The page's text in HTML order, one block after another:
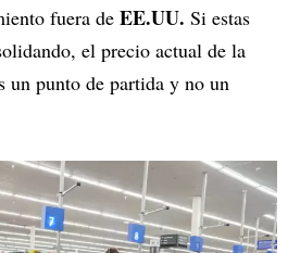
fuera de EE.UU. Si estas
el precio actual de la
un punto de partida y no un